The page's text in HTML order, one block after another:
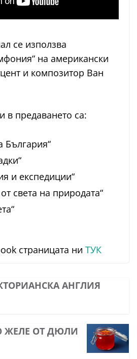
се използва
на американски
и композитор Ван
в предаването са:
България“
и експедиции“
света на природата“
страницата ни ТУК
АНГЛИЯ
ЖЕЛЕ ОТ ДЮЛИ